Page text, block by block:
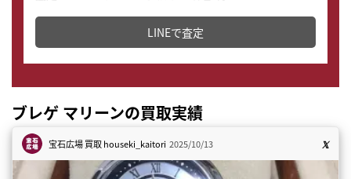
どこからでもすぐに査定金額を知ることが出来ます。
LINEで査定
ブレゲ マリーンの買取実績
宝石広場 買取houseki_kaitori 2025/10/13